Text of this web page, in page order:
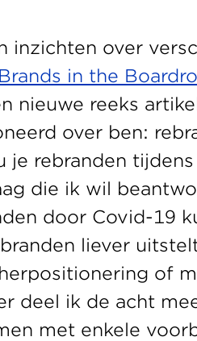
inzichten over
in the
nieuwe reeks
over ben:
je rebranden
die ik wil
door Covid-19
liever
of
deel ik de acht
met enkele